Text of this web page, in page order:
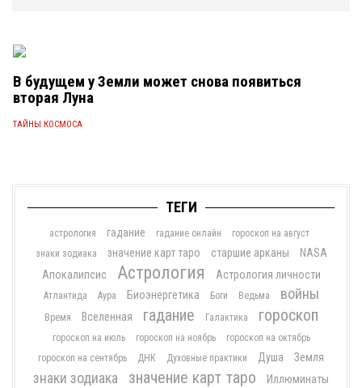
В будущем у Земли может снова появиться
вторая Луна
ТАЙНЫ КОСМОСА
ТЕГИ
астрология гадание гадание онлайн
гороскоп на август
знаки зодиака
значение карт таро старшие арканы
NASA
Апокалипсис
Астрология Астрология личности
Атлантида Аура Биоэнергетика Боги Ведьма войны
Время Вселенная гадание Галактика гороскоп
гороскоп на июль гороскоп на ноябрь
гороскоп на октябрь
гороскоп на сентябрь
ДНК Духовные практики Душа Земля
знаки зодиака значение карт таро Иллюминаты